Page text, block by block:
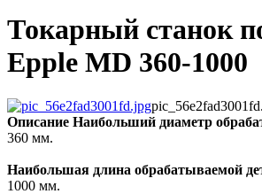
Токарный станок
Epple MD 360-1000
Описание Наибольший диаметр
360 мм.
Наибольшая длина обрабатываемой
1000 мм.